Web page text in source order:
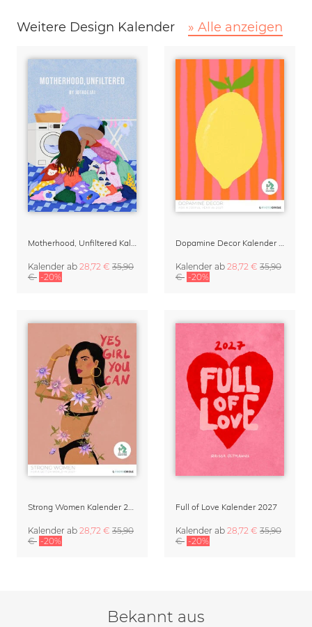
Weitere Design Kalender » Alle anzeigen
Motherhood, Unfiltered Kalender 2027 | Humorvolle Illustrationen über das Muttersein
Kalender ab 28,72 € 35,90
€ -20%
Dopamine Decor Kalender 2027 von Studio Dolci
Kalender ab 28,72 € 35,90
€ -20%
Strong Women Kalender 2027 von Raissa Oltmanns
Kalender ab 28,72 € 35,90
€ -20%
Full of Love Kalender 2027
Kalender ab 28,72 € 35,90
€ -20%
Bekannt aus